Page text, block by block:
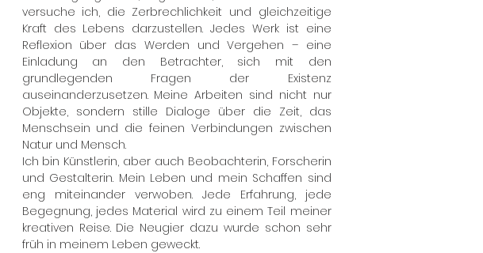
versuche ich, die Zerbrechlichkeit und gleichzeitige
Kraft des Lebens darzustellen. Jedes Werk ist eine
Reflexion über das Werden und Vergehen – eine
Einladung an den Betrachter, sich mit den
grundlegenden Fragen der Existenz
auseinanderzusetzen. Meine Arbeiten sind nicht nur
Objekte, sondern stille Dialoge über die Zeit, das
Menschsein und die feinen Verbindungen zwischen
Natur und Mensch.
Ich bin Künstlerin, aber auch Beobachterin, Forscherin
und Gestalterin. Mein Leben und mein Schaffen sind
eng miteinander verwoben. Jede Erfahrung, jede
Begegnung, jedes Material wird zu einem Teil meiner
kreativen Reise. Die Neugier dazu wurde schon sehr
früh in meinem Leben geweckt.